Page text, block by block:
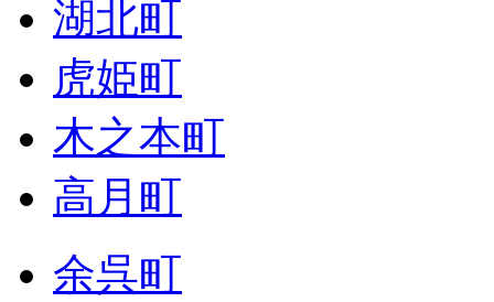
湖北町
虎姫町
木之本町
高月町
余呉町